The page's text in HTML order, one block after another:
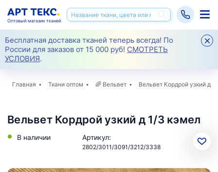
Бесплатная доставка тканей теперь всегда! По
России для заказов от 15 000 руб! СМОТРЕТЬ
УСЛОВИЯ.
Оптовый магазин тканей
Главная Ткани оптом 🌈 Вельвет Вельвет Кордрой узкий д
Вельвет Кордрой узкий д 1/3 кэмел
В наличии Артикул:
2802/3011/3091/3212/3338